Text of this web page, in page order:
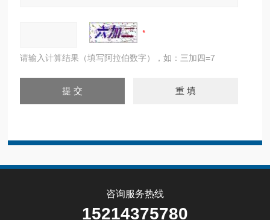
请输入计算结果（填写阿拉伯数字），如：三加四=7
咨询服务热线
15214375780